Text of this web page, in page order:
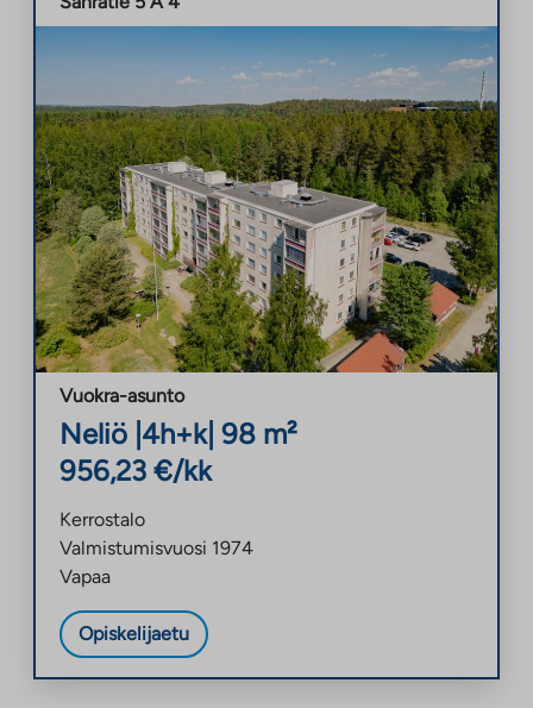
Vuokra-asunto
Neliö 4h+k| 98 m²
956,23 €/kk
Kerrostalo
Valmistumisvuosi 1974
Vapaa
Opiskelijaetu